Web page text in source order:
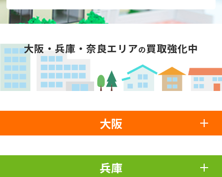
大阪・兵庫・奈良エリアの買取強化中
大阪
兵庫